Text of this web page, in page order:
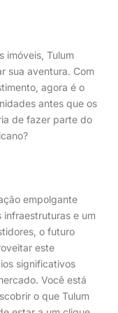
imóveis, Tulum
sua aventura. Com
agora é o
antes que os
de fazer parte do
empolgante
infraestruturas e um
o futuro
este
significativos
Você está
o que Tulum